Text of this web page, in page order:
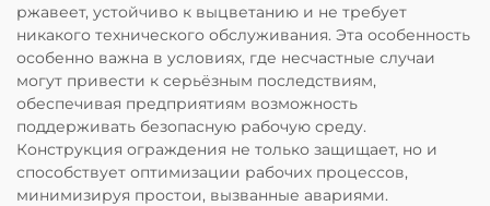
ржавеет, устойчиво к выцветанию и не требует
никакого технического обслуживания. Эта особенность
особенно важна в условиях, где несчастные случаи
могут привести к серьёзным последствиям,
обеспечивая предприятиям возможность
поддерживать безопасную рабочую среду.
Конструкция ограждения не только защищает, но и
способствует оптимизации рабочих процессов,
минимизируя простои, вызванные авариями.